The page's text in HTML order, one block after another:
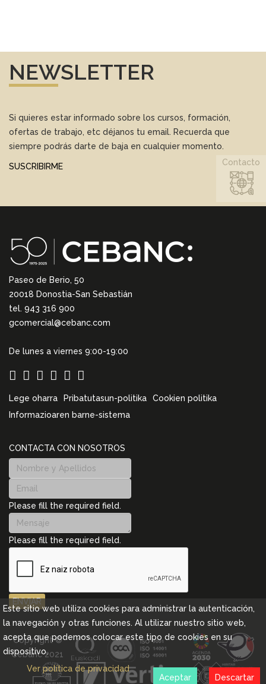
NEWSLETTER
Si quieres estar informado sobre los cursos, formación,
ofertas de trabajo, etc déjanos tu email. Recuerda que
siempre podrás darte de baja en cualquier momento.
SUSCRIBIRME
Paseo de Berio, 50
20018 Donostia-San Sebastián
tel. 943 316 900
gcomercial@cebanc.com
De lunes a viernes 9:00-19:00
Lege oharra Pribatutasun-politika
Cookien politika
Informazioaren barne-sistema
CONTACTA CON NOSOTROS
Please fill the required field.
Please fill the required field.
ENVIAR
Contacto
Copyright ©
Cebanc 2021
Este sitio web utiliza cookies para administrar la autenticación,
la navegación y otras funciones. Al utilizar nuestro sitio web,
acepta que podemos colocar este tipo de cookies en su
dispositivo.
Ver política de privacidad
Descartar
Aceptar